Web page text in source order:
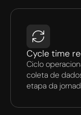
Cycle time
Ciclo
coleta de
etapa da